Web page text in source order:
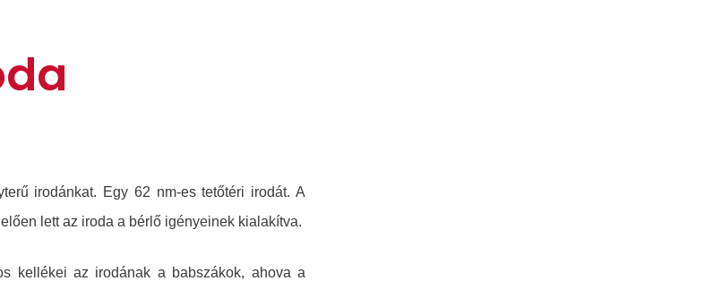
irodánkat. Egy 62 nm-es tetőtéri irodát. A
lett az iroda a bérlő igényeinek kialakítva.
kellékei az irodának a babszákok, ahova a